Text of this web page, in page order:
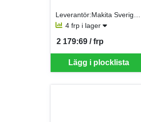
4 frp i lager
Lägg i plocklista
2 179:69 / frp
SEK per FRP